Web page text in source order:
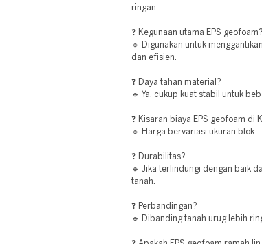
ringan.
❓ Kegunaan utama EPS geofoam?
🔹 Digunakan untuk
dan efisien.
❓ Daya tahan material?
🔹 Ya, cukup kuat stabil untuk
❓ Kisaran biaya EPS geofoam di
🔹 Harga bervariasi ukuran blok.
❓ Durabilitas?
🔹 Jika terlindungi dengan baik
tanah.
❓ Perbandingan?
🔹 Dibanding tanah urug lebih